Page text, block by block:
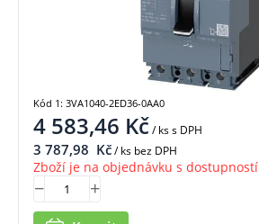
4 583,46 Kč/ kss DPH
3 787,98 Kč/ ks bez DPH
Zboží je na objednávku s dostupností
Kód 1: 3VA1040-2ED36-0AA0